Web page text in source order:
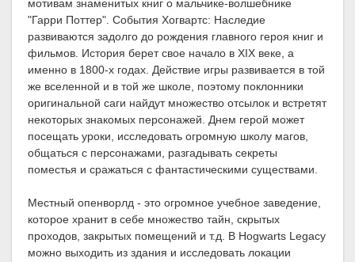
мотивам знаменитых книг о мальчике-волшебнике
"Гарри Поттер". События Хогвартс: Наследие
развиваются задолго до рождения главного героя книг и
фильмов. История берет свое начало в XIX веке, а
именно в 1800-х годах. Действие игры развивается в той
же вселенной и в той же школе, поэтому поклонники
оригинальной саги найдут множество отсылок и встретят
некоторых знакомых персонажей. Днем герой может
посещать уроки, исследовать огромную школу магов,
общаться с персонажами, разгадывать секреты
поместья и сражаться с фантастическими существами.
Местный опенворлд - это огромное учебное заведение,
которое хранит в себе множество тайн, скрытых
проходов, закрытых помещений и т.д. В Hogwarts Legacy
можно выходить из здания и исследовать локации